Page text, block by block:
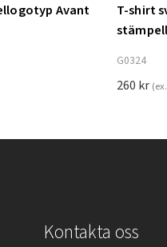
Avant
T-shirt
G0324
260 kr
Kontakta oss